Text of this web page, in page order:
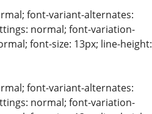
font-variant-alternates:
normal; font-variation-
font-size: 13px; line-height:
font-variant-alternates:
normal; font-variation-